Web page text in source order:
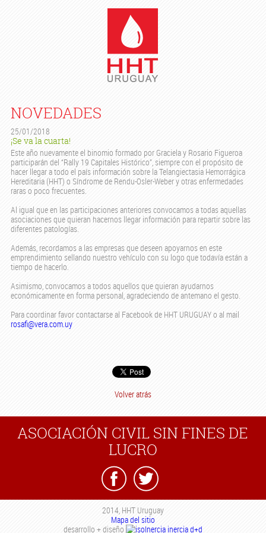
NOVEDADES
25/01/2018
¡Se va la cuarta!
Este año nuevamente el binomio formado por Graciela y Rosario Figueroa
participarán del “Rally 19 Capitales Histórico”, siempre con el propósito de
hacer llegar a todo el país información sobre la Telangiectasia Hemorrágica
Hereditaria (HHT) o Síndrome de Rendu-Osler-Weber y otras enfermedades
raras o poco frecuentes.
Al igual que en las participaciones anteriores convocamos a todas aquellas
asociaciones que quieran hacernos llegar información para repartir sobre las
diferentes patologías.
Además, recordamos a las empresas que deseen apoyarnos en este
emprendimiento sellando nuestro vehículo con su logo que todavía están a
tiempo de hacerlo.
Asimismo, convocamos a todos aquellos que quieran ayudarnos
económicamente en forma personal, agradeciendo de antemano el gesto.
Para coordinar favor contactarse al Facebook de HHT URUGUAY o al mail
rosafi@vera.com.uy
Volver atrás
ASOCIACIÓN CIVIL SIN FINES DE
LUCRO
2014, HHT Uruguay
Mapa del sitio
desarrollo + diseño
inercia d+d